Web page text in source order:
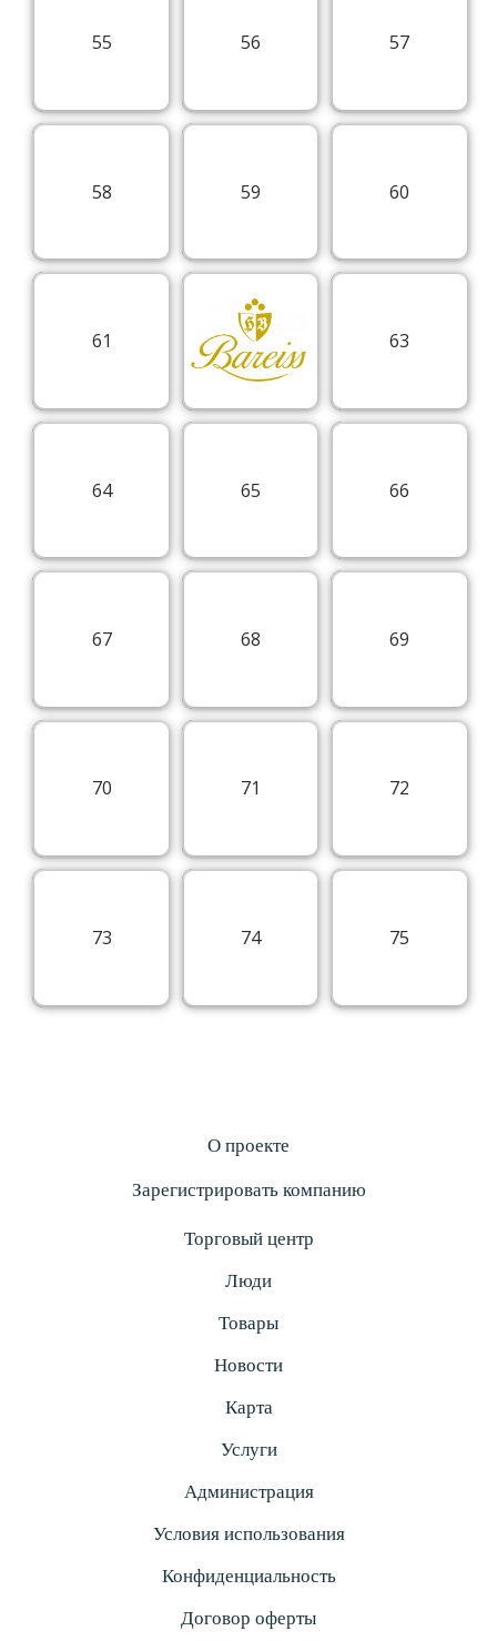
55 56 57
58 59 60
61 63
64 65 66
67 68 69
70 71 72
73 74 75
О проекте
Зарегистрировать компанию
Торговый центр
Люди
Товары
Новости
Карта
Услуги
Администрация
Условия использования
Конфиденциальность
Договор оферты